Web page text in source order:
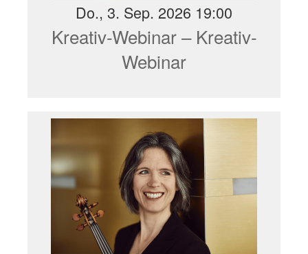
Do., 3. Sep. 2026 19:00
Kreativ-Webinar – Kreativ-
Webinar